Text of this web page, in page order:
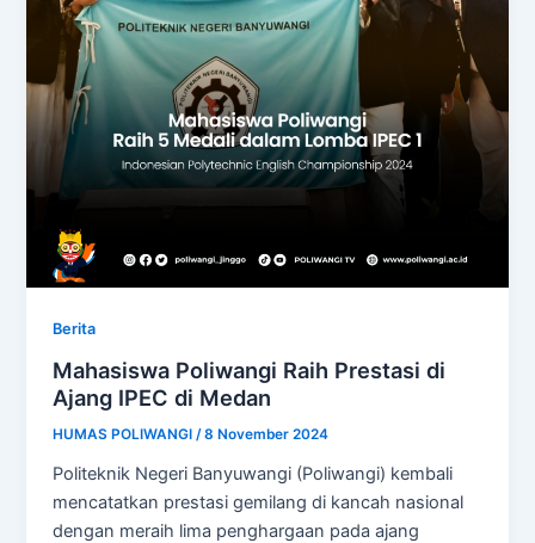
Berita
Mahasiswa Poliwangi Raih Prestasi di
Ajang IPEC di Medan
HUMAS POLIWANGI/8 November 2024
Politeknik Negeri Banyuwangi (Poliwangi) kembali
mencatatkan prestasi gemilang di kancah nasional
dengan meraih lima penghargaan pada ajang